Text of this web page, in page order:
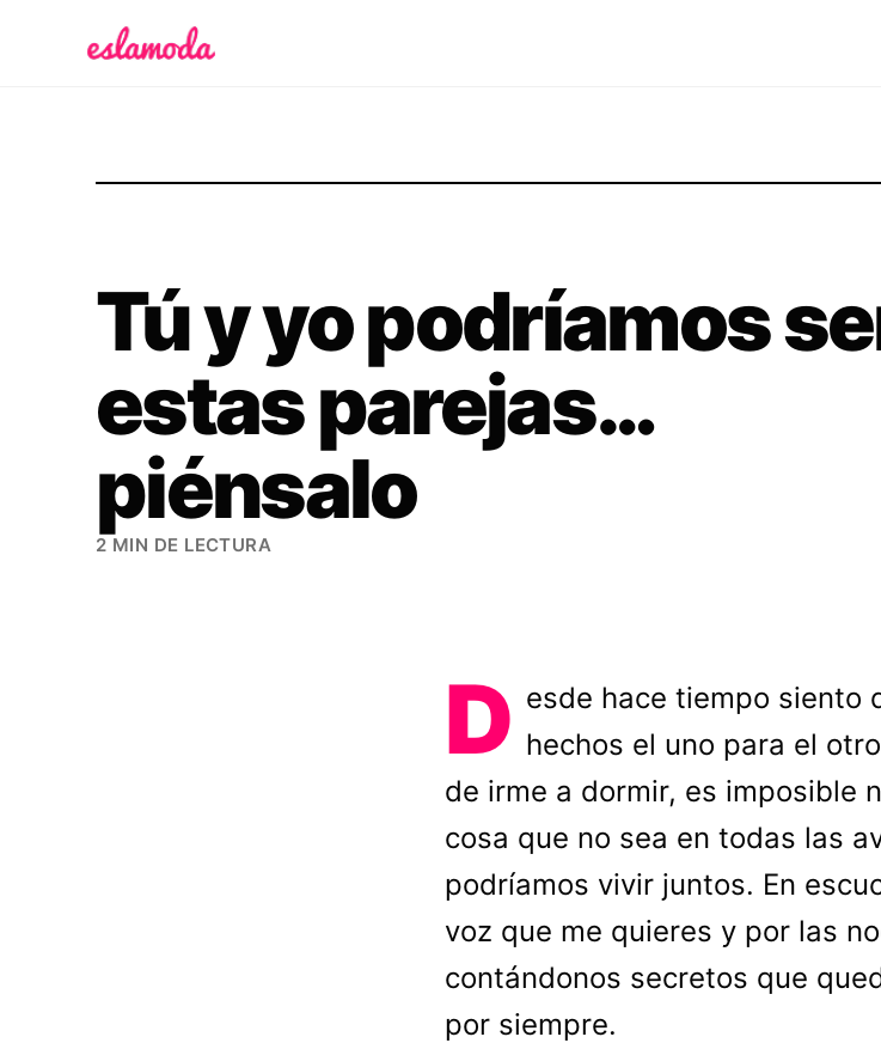
Tú y yo podríamos
estas parejas…
piénsalo
2 MIN DE LECTURA
D esde hace tiempo siento
hechos el uno para el
de irme a dormir, es imposible
cosa que no sea en todas las
podríamos vivir juntos. En
voz que me quieres y por las
contándonos secretos que
por siempre.